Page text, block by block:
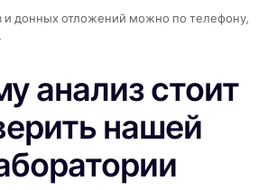
и донных отложений можно по телефону,
анализ стоит
нашей